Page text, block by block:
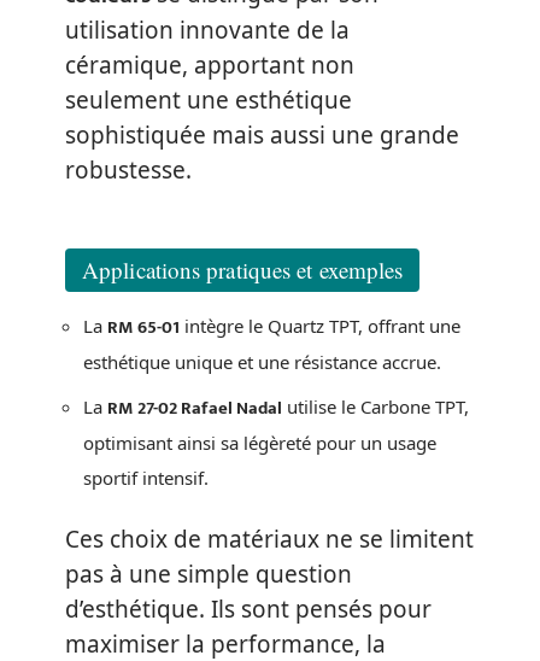
utilisation innovante de la
céramique, apportant non
seulement une esthétique
sophistiquée mais aussi une grande
robustesse.
Applications pratiques et exemples
La RM 65-01 intègre le Quartz TPT, offrant une
esthétique unique et une résistance accrue.
La RM 27-02 Rafael Nadal utilise le Carbone TPT,
optimisant ainsi sa légèreté pour un usage
sportif intensif.
Ces choix de matériaux ne se limitent
pas à une simple question
d’esthétique. Ils sont pensés pour
maximiser la performance, la